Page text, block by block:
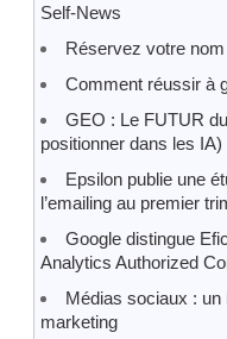
Self-News
Réservez votre
Comment réussir à
GEO : Le FUTUR
positionner dans les IA)
Epsilon publie une
l’emailing au premier
Google distingue
Analytics Authorized
Médias sociaux : un
marketing